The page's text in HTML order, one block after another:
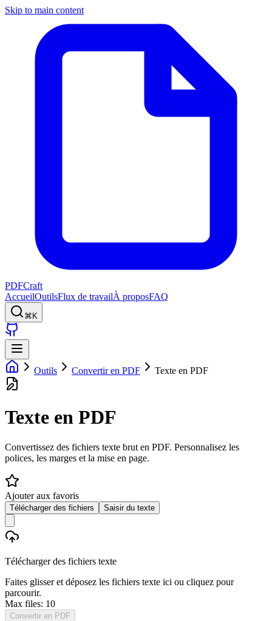
Skip to main content
PDFCraft
AccueilOutilsFlux de travailÀ proposFAQ
⌘K
Outils Convertir en PDF Texte en PDF
Texte en PDF
Convertissez des fichiers texte brut en PDF. Personnalisez les
polices, les marges et la mise en page.
Ajouter aux favoris
Télécharger des fichiers Saisir du texte
Télécharger des fichiers texte
Faites glisser et déposez les fichiers texte ici ou cliquez pour
parcourir.
Max files: 10
Convertir en PDF